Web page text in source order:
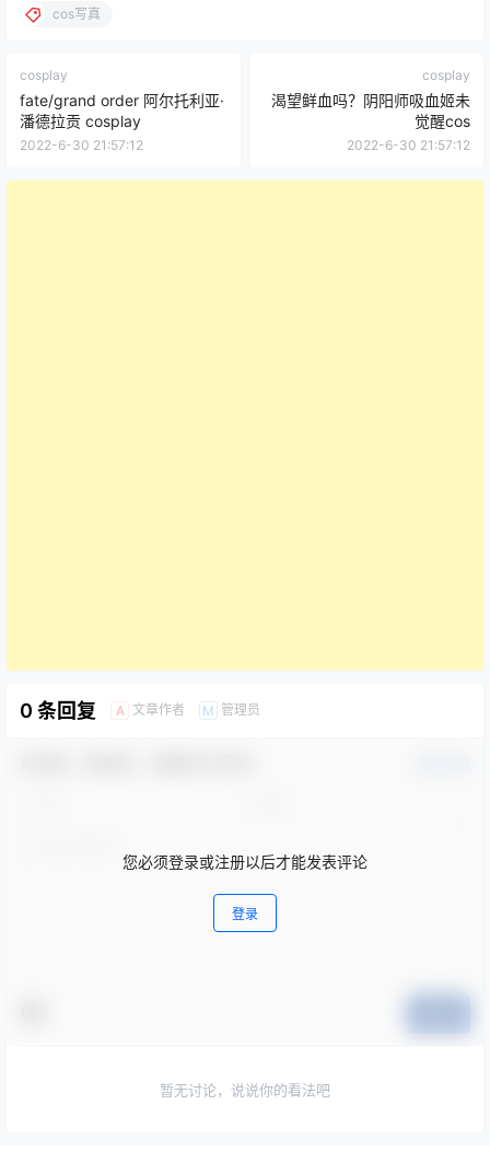
cos写真
cosplay
fate/grand order 阿尔托利亚·
潘德拉贡 cosplay
2022-6-30 21:57:12
cosplay
渴望鲜血吗？阴阳师吸血姬未
觉醒cos
2022-6-30 21:57:12
0 条回复 A 文章作者 M 管理员
您必须登录或注册以后才能发表评论
登录
暂无讨论，说说你的看法吧